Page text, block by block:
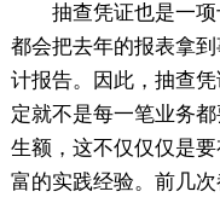
抽查凭证也是一
都会把去年的报表拿
计报告。因此，抽查
定就不是每一笔业务
生额，这不仅仅仅是
富的实践经验。前几